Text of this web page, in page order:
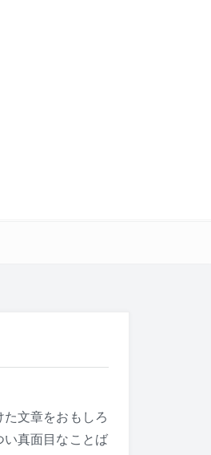
文章をおもしろ
い真面目なことば